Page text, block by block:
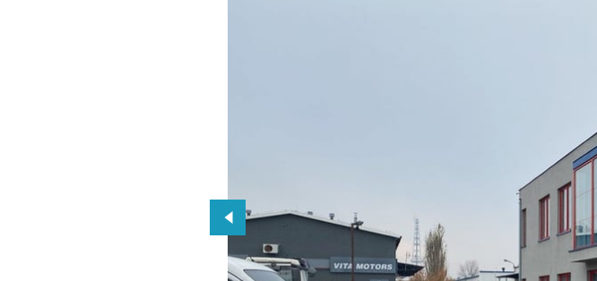
Przejdź do poprzedniego zdjęcia.